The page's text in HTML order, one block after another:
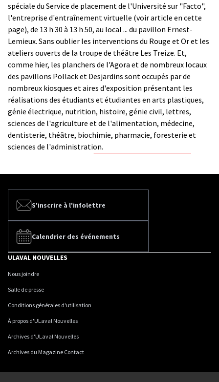
spéciale du Service de placement de l'Université sur "Facto",
l'entreprise d'entraînement virtuelle (voir article en cette
page), de 13 h 30 à 13 h 50, au local ... du pavillon Ernest-
Lemieux. Sans oublier les interventions du Rouge et Or et les
ateliers ouverts de la troupe de théâtre Les Treize. Et,
comme hier, les planchers de l'Agora et de nombreux locaux
des pavillons Pollack et Desjardins sont occupés par de
nombreux kiosques et aires d'exposition présentant les
réalisations des étudiants et étudiantes en arts plastiques,
génie électrique, nutrition, histoire, génie civil, lettres,
sciences de l'agriculture et de l'alimentation, médecine,
dentisterie, théâtre, biochimie, pharmacie, foresterie et
sciences de l'administration.
S'inscrire à l'infolettre
Calendrier des événements
ULAVAL NOUVELLES
Nous joindre
Salle de presse
Conditions générales d'utilisation
À propos d'ULaval Nouvelles
Archives d'ULaval Nouvelles
Archives du Magazine Contact